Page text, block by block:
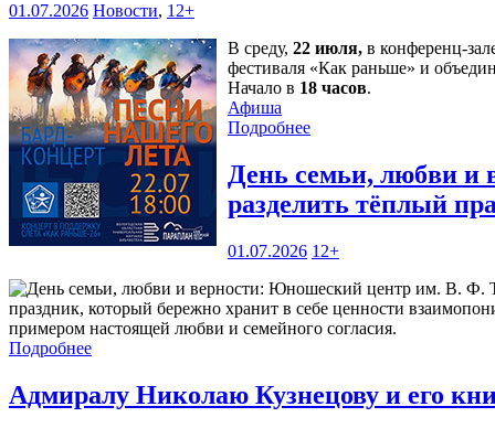
01.07.2026 Новости, 12+
В среду, 22 июля, в конференц-
фестиваля «Как раньше» и
Начало в 18 часов.
Афиша
Подробнее
День семьи, любви и
разделить тёплый
01.07.2026 12+
праздник, который бережно хранит в себе ценности
примером настоящей любви и семейного согласия.
Подробнее
Адмиралу Николаю Кузнецову и его